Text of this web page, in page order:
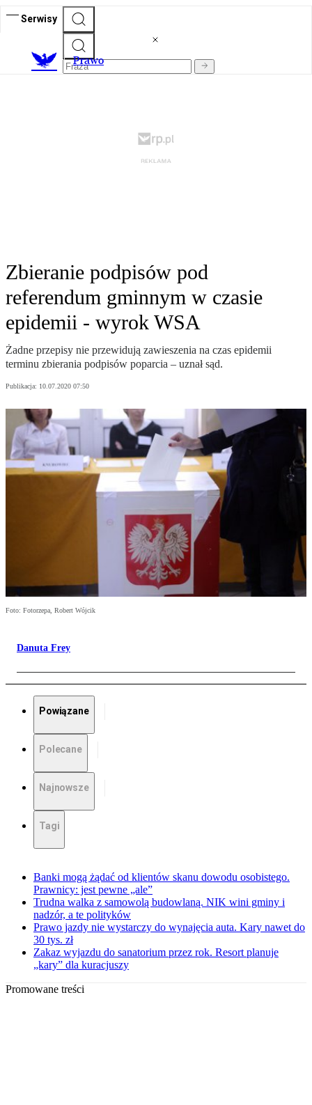
Serwisy
Prawo
Zbieranie podpisów pod
referendum gminnym w czasie
epidemii - wyrok WSA
Żadne przepisy nie przewidują zawieszenia na czas epidemii
terminu zbierania podpisów poparcia – uznał sąd.
Publikacja: 10.07.2020 07:50
Foto: Fotorzepa, Robert Wójcik
Danuta Frey
Powiązane
Polecane
Najnowsze
Tagi
Banki mogą żądać od klientów skanu dowodu osobistego.
Prawnicy: jest pewne „ale”
Trudna walka z samowolą budowlaną. NIK wini gminy i
nadzór, a te polityków
Prawo jazdy nie wystarczy do wynajęcia auta. Kary nawet do
30 tys. zł
Zakaz wyjazdu do sanatorium przez rok. Resort planuje
„kary” dla kuracjuszy
Promowane treści